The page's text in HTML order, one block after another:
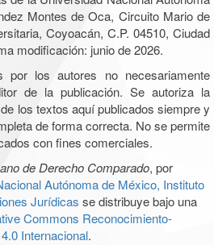
Montes de Oca, Circuito Mario de
Coyoacán, C.P. 04510, Ciudad
modificación: junio de 2026.
por los autores no necesariamente
de la publicación. Se autoriza la
los textos aquí publicados siempre y
de forma correcta. No se permite
con fines comerciales.
de Derecho Comparado, por
Autónoma de México, Instituto
Jurídicas se distribuye bajo una
Commons Reconocimiento-
Internacional.